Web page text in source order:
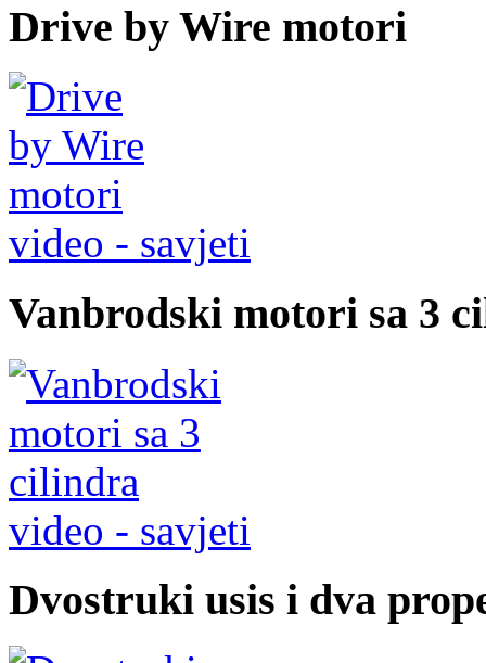
Drive by Wire motori
video - savjeti
Vanbrodski motori sa 3
video - savjeti
Dvostruki usis i dva